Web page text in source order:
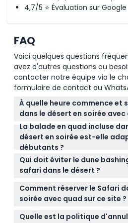
4,7/5 ⭐ Évaluation sur Google
FAQ
Voici quelques questions
avez d'autres questions ou
contacter notre équipe via le
formulaire de contact ou
À quelle heure commence et
dans le désert en soirée avec
La visite commence
en charge entre 14h30 et
21h00 à 21h30. (sous réserve
veuillez confirmer au moment
La balade en quad incluse
désert en soirée est-elle
débutants ?
Oui, la balade en quad se
contrôlée dans le désert
les instructions de l'instructeur
sécurisée et agréable.
Qui doit éviter le dune
safari dans le désert ?
Le dune bashing n'est pas
femmes enceintes, les
douleurs au dos ou au cou,
subi des interventions
Comment réserver le Safari
soirée avec quad sur ce site ?
Vous pouvez facilement
Quelle est la politique